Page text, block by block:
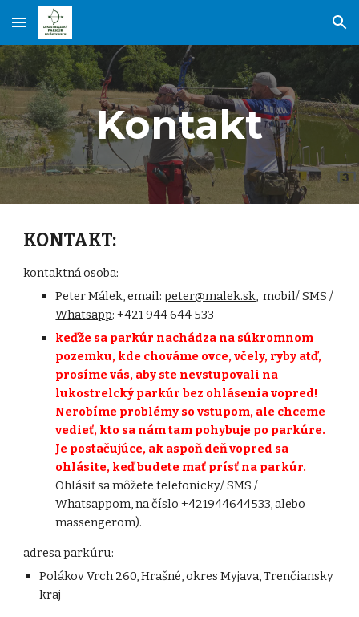
Skip to main content Skip to navigation
Kontakt
KONTAKT:
kontaktná osoba:
Peter Málek, email:peter@malek.sk,mobil/ SMS /
Whatsapp: +421944 644 533
keďže sa parkúr nachádza na súkromnom
pozemku, kde chováme ovce, včely, ryby atď,
prosíme vás, aby ste nevstupovali na
lukostrelcký parkúr bez ohlásenia vopred!
Nerobíme problémy so vstupom, ale chceme
vedieť, kto sa nám tam pohybuje po parkúre.
Je postačujúce, ak aspoň deň vopred sa
ohlásite, keď budete mať prísť na parkúr.
Ohlásiť sa môžete telefonicky/ SMS /
Whatsappom, na číslo +421944644533, alebo
massengerom).
adresa parkúru:
Polákov Vrch 260, Hrašné, okres Myjava, Trenčiansky
kraj